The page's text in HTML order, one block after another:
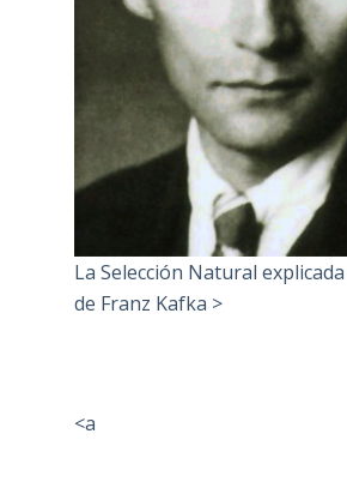
La Selección Natural
de Franz Kafka >
<a